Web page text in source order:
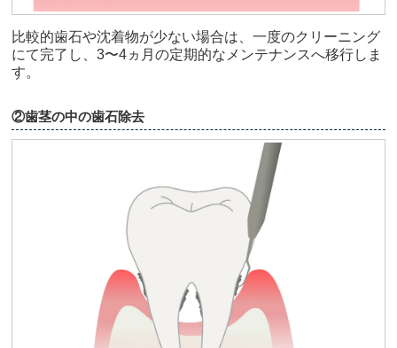
比較的歯石や沈着物が少ない場合は、一度のクリーニング
にて完了し、3〜4ヵ月の定期的なメンテナンスへ移行しま
す。
②歯茎の中の歯石除去